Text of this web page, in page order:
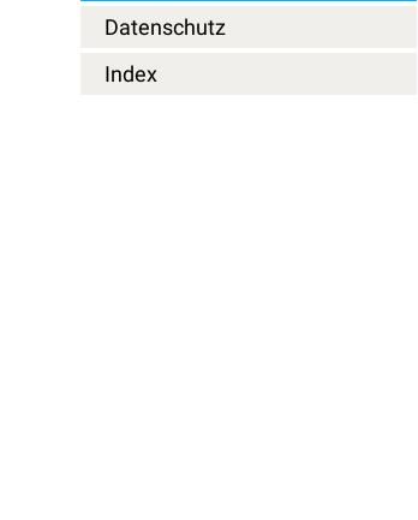
Datenschutz
Index